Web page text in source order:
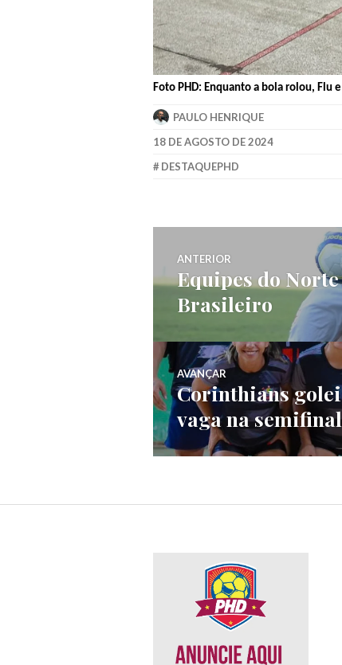
Foto PHD: Enquanto a bola rolou, Flu
PAULO HENRIQUE
18 DE AGOSTO DE 2024
DESTAQUEPHD
ANTERIOR
Equipes do
Brasileiro
AVANÇAR
Corinthians
vaga na semifinal